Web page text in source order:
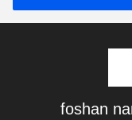
foshan